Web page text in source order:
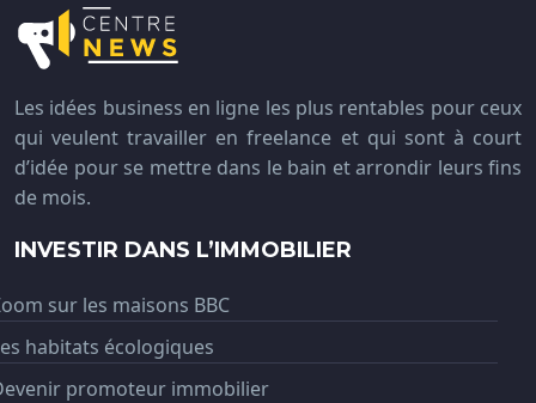
Les idées business en ligne les plus rentables pour ceux
qui veulent travailler en freelance et qui sont à court
d’idée pour se mettre dans le bain et arrondir leurs fins
de mois.
INVESTIR DANS L’IMMOBILIER
sur les maisons BBC
habitats écologiques
promoteur immobilier